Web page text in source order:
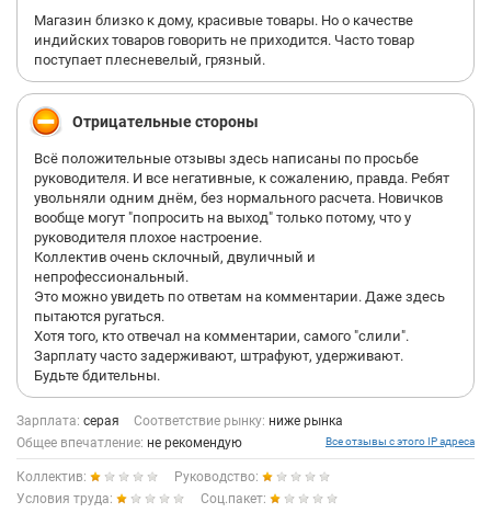
Магазин близко к дому, красивые товары. Но о качестве
индийских товаров говорить не приходится. Часто товар
поступает плесневелый, грязный.
Отрицательные стороны
Всё положительные отзывы здесь написаны по просьбе
руководителя. И все негативные, к сожалению, правда. Ребят
увольняли одним днём, без нормального расчета. Новичков
вообще могут "попросить на выход" только потому, что у
руководителя плохое настроение.
Коллектив очень склочный, двуличный и
непрофессиональный.
Это можно увидеть по ответам на комментарии. Даже здесь
пытаются ругаться.
Хотя того, кто отвечал на комментарии, самого "слили".
Зарплату часто задерживают, штрафуют, удерживают.
Будьте бдительны.
Зарплата: серая Соответствие рынку: ниже рынка
Общее впечатление: не рекомендую Все отзывы с этого IP адреса
Коллектив:
Руководство:
Условия труда:
Соц.пакет: